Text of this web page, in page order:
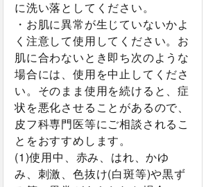
に洗い落としてください。
・お肌に異常が生じていないかよ
く注意して使用してください。お
肌に合わないとき即ち次のような
場合には、使用を中止してくださ
い。そのまま使用を続けると、症
状を悪化させることがあるので、
皮フ科専門医等にご相談されるこ
とをおすすめします。
(1)使用中、赤み、はれ、かゆ
み、刺激、色抜け(白斑等)や黒ず